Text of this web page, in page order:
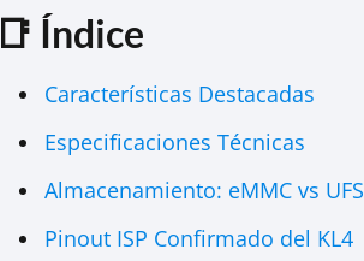
📑 Índice
Características Destacadas
Especificaciones Técnicas
Almacenamiento: eMMC vs UFS
Pinout ISP Confirmado del KL4